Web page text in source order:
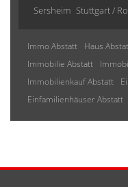
Sersheim Stuttgart /
Immo Abstatt Haus
Immobilie Abstatt
Immobilienkauf Abstatt
Einfamilienhäuser Abstatt